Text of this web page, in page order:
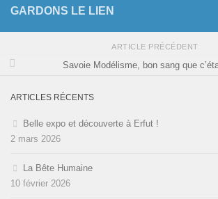
GARDONS LE LIEN
ARTICLE PRÉCÉDENT
Savoie Modélisme, bon sang que
ARTICLES RÉCENTS
Belle expo et découverte à Erfut !
2 mars 2026
La Bête Humaine
10 février 2026